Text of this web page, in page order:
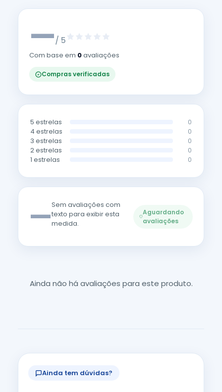
—/ 5
Com base em 0avaliações
Compras verificadas
5 estrelas 0
4 estrelas 0
3 estrelas 0
2 estrelas 0
1 estrelas 0
—Sem avaliações com
texto para exibir esta
medida.
Aguardando
avaliações
Ainda não há avaliações para este produto.
Ainda tem dúvidas?